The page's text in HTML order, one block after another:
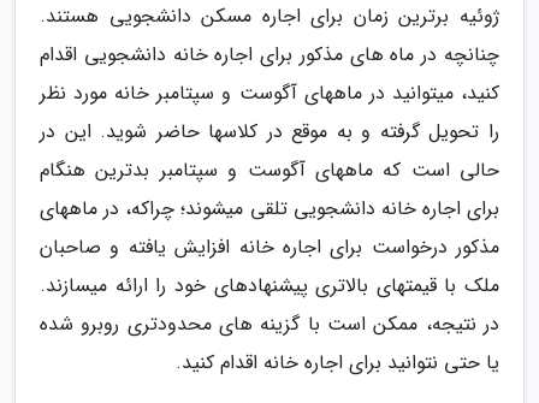
ژوئیه برترین زمان برای اجاره مسکن دانشجویی هستند.
چنانچه در ماه­ های مذکور برای اجاره خانه دانشجویی اقدام
کنید، می­توانید در ماه­های آگوست و سپتامبر خانه مورد نظر
را تحویل گرفته و به موقع در کلاس­ها حاضر شوید. این در
حالی است که ماه­های آگوست و سپتامبر بدترین هنگام
برای اجاره خانه دانشجویی تلقی می­شوند؛ چراکه، در ماه­های
مذکور درخواست برای اجاره خانه افزایش یافته و صاحبان
ملک با قیمت­های بالاتری پیشنهادهای خود را ارائه می­سازند.
در نتیجه، ممکن است با گزینه­ های محدودتری روبرو شده
یا حتی نتوانید برای اجاره خانه اقدام کنید.